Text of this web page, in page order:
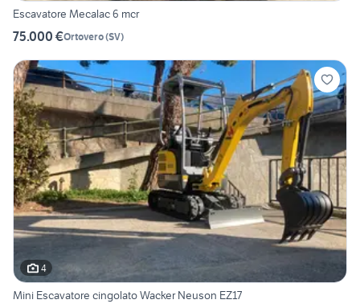
Escavatore Mecalac 6 mcr
75.000 €Ortovero(SV)
4
Mini Escavatore cingolato Wacker Neuson EZ17